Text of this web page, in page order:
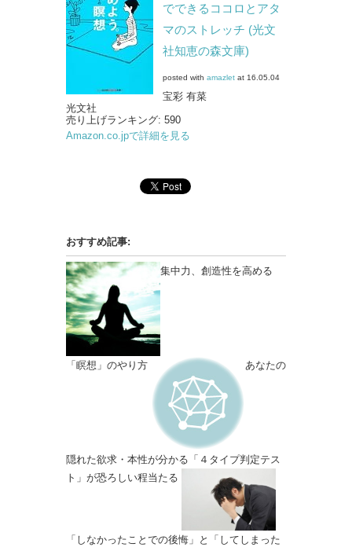
でできるココロとアタ
マのストレッチ (光文
社知恵の森文庫)
posted with amazlet at 16.05.04
宝彩 有菜
光文社
売り上げランキング: 590
Amazon.co.jpで詳細を見る
おすすめ記事:
集中力、創造性を高める
「瞑想」のやり方 あなたの
隠れた欲求・本性が分かる「４タイプ判定テス
ト」が恐ろしい程当たる
「しなかったことでの後悔」と「してしまった